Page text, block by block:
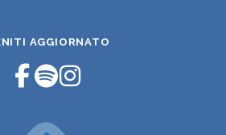
AGGIORNATO